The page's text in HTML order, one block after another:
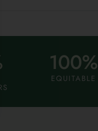
EQUITABLE
100%